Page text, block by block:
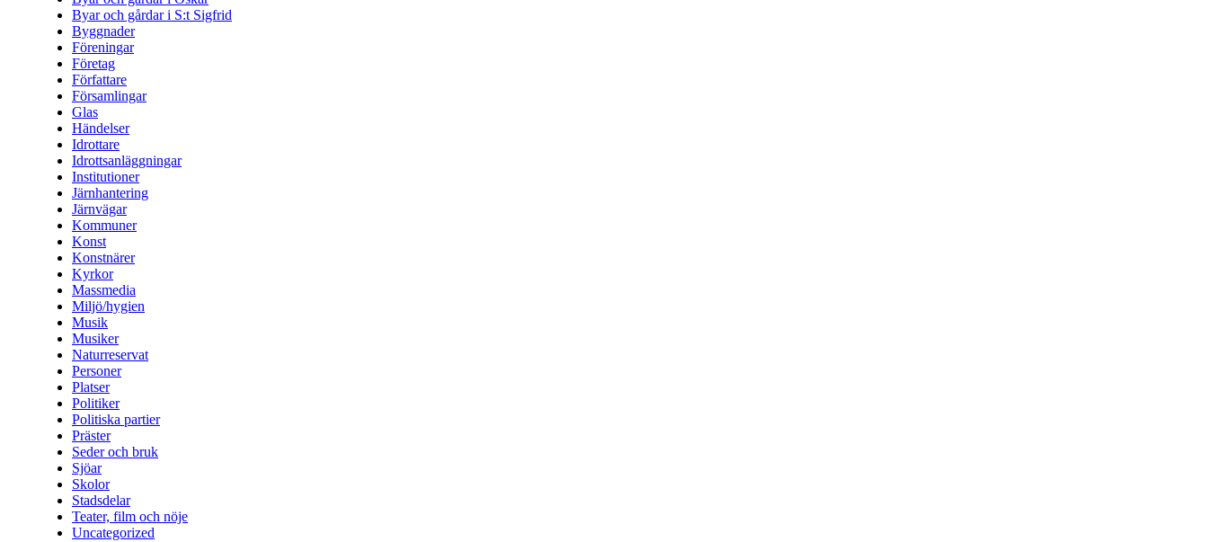
Byar och gårdar i S:t Sigfrid
Byggnader
Föreningar
Företag
Författare
Församlingar
Glas
Händelser
Idrottare
Idrottsanläggningar
Institutioner
Järnhantering
Järnvägar
Kommuner
Konst
Konstnärer
Kyrkor
Massmedia
Miljö/hygien
Musik
Musiker
Naturreservat
Personer
Platser
Politiker
Politiska partier
Präster
Seder och bruk
Sjöar
Skolor
Stadsdelar
Teater, film och nöje
Uncategorized